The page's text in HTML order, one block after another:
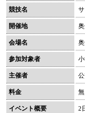
競技名
開催地
会場名
参加対象者
主催者
料金 無
イベント概要
2